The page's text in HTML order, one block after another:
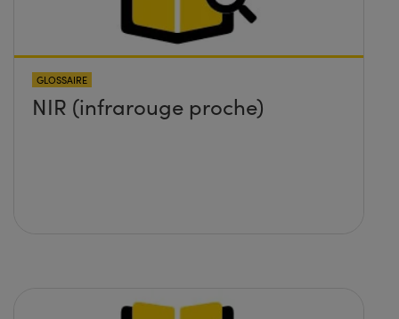
GLOSSAIRE
NIR (infrarouge proche)